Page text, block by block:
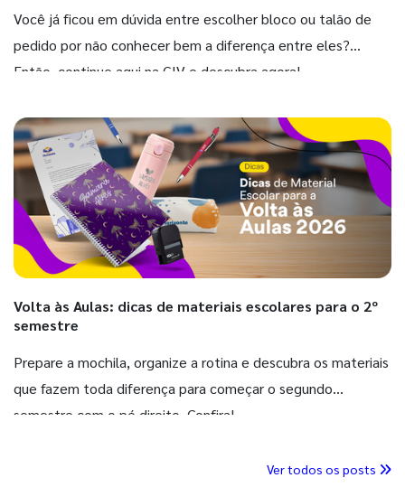
Você já ficou em dúvida entre escolher bloco ou talão de
pedido por não conhecer bem a diferença entre eles?
Então, continue aqui na GIV e descubra agora!
Volta às Aulas: dicas de materiais escolares para o 2º
semestre
Prepare a mochila, organize a rotina e descubra os materiais
que fazem toda diferença para começar o segundo
semestre com o pé direito. Confira!
Ver todos os posts